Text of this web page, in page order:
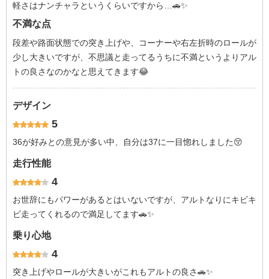
軽さはナンチャラというくらいですから…🚗✨
不満な点
段差や路面状態での突き上げや、コーナーや右左折時のロールが
少し大きいですが、不思議と走ってるうちに不満というよりアル
トの良さなのかなと思えてきます😂
デザイン
5
36が好みとの意見が多い中、自分は37に一目惚れしました😚
走行性能
4
お世辞にもパワーがあるとはいないですが、アルトなりにキビキ
ビ走ってくれるので満足してます🚗✨
乗り心地
4
突き上げやロールが大きいがこれもアルトの良さ🚗✨